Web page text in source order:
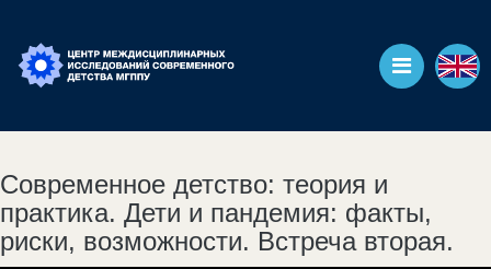
Современное детство: теория и
практика. Дети и пандемия: факты,
риски, возможности. Встреча вторая.